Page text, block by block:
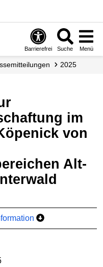
Barrierefrei Suche Menü
2025
im
von
Alt-